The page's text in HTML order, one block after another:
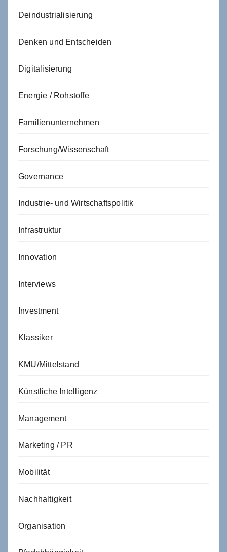
Deindustrialisierung
Denken und Entscheiden
Digitalisierung
Energie / Rohstoffe
Familienunternehmen
Forschung/Wissenschaft
Governance
Industrie- und Wirtschaftspolitik
Infrastruktur
Innovation
Interviews
Investment
Klassiker
KMU/Mittelstand
Künstliche Intelligenz
Management
Marketing / PR
Mobilität
Nachhaltigkeit
Organisation